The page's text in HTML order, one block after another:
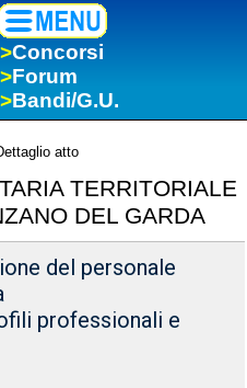
>Concorsi
>Forum
>Bandi/G.U.
atto
TERRITORIALE
DEL GARDA
del personale
professionali e